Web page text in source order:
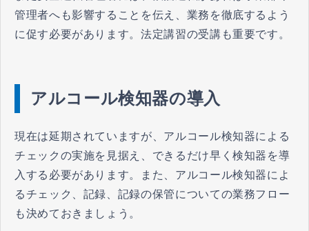
管理者へも影響することを伝え、業務を徹底するよう
に促す必要があります。法定講習の受講も重要です。
アルコール検知器の導入
現在は延期されていますが、アルコール検知器による
チェックの実施を見据え、できるだけ早く検知器を導
入する必要があります。また、アルコール検知器によ
るチェック、記録、記録の保管についての業務フロー
も決めておきましょう。